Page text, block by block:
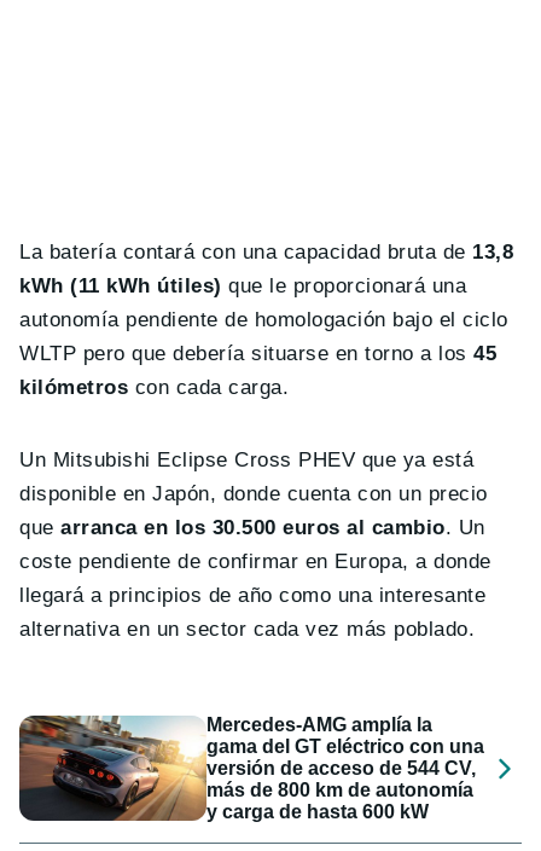
La batería contará con una capacidad bruta de 13,8
kWh (11 kWh útiles) que le proporcionará una
autonomía pendiente de homologación bajo el ciclo
WLTP pero que debería situarse en torno a los45
kilómetros con cada carga.
Un Mitsubishi Eclipse Cross PHEV que ya está
disponible en Japón, donde cuenta con un precio
quearranca en los 30.500 euros al cambio. Un
coste pendiente de confirmar en Europa, a donde
llegará a principios de año como una interesante
alternativa en un sector cada vez más poblado.
Mercedes-AMG amplía la
gama del GT eléctrico con una
versión de acceso de 544 CV,
más de 800 km de autonomía
y carga de hasta 600 kW